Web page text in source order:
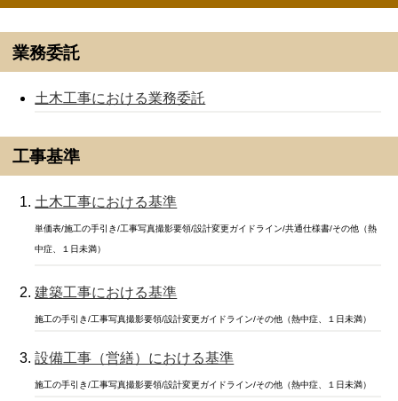
業務委託
土木工事における業務委託
工事基準
土木工事における基準
単価表/施工の手引き/工事写真撮影要領/設計変更ガイドライン/共通仕様書/その他（熱
中症、１日未満）
建築工事における基準
施工の手引き/工事写真撮影要領/設計変更ガイドライン/その他（熱中症、１日未満）
設備工事（営繕）における基準
施工の手引き/工事写真撮影要領/設計変更ガイドライン/その他（熱中症、１日未満）